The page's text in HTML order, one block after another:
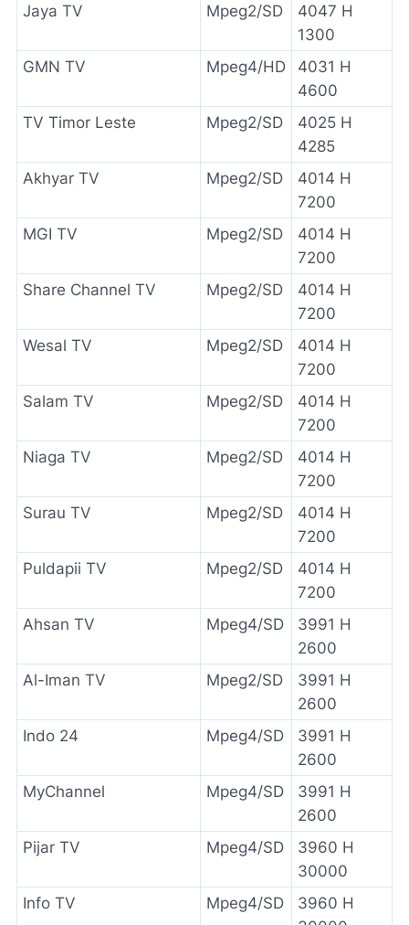
Jaya TV
Mpeg2/SD
4047 H
1300
GMN TV
Mpeg4/HD
4031 H
4600
TV Timor Leste
Mpeg2/SD
4025 H
4285
Akhyar TV
Mpeg2/SD
4014 H
7200
MGI TV
Mpeg2/SD
4014 H
7200
Share Channel TV
Mpeg2/SD
4014 H
7200
Wesal TV
Mpeg2/SD
4014 H
7200
Salam TV
Mpeg2/SD
4014 H
7200
Niaga TV
Mpeg2/SD
4014 H
7200
Surau TV
Mpeg2/SD
4014 H
7200
Puldapii TV
Mpeg2/SD
4014 H
7200
Ahsan TV
Mpeg4/SD
3991 H
2600
Al-Iman TV
Mpeg2/SD
3991 H
2600
Indo 24
Mpeg4/SD
3991 H
2600
MyChannel
Mpeg4/SD
3991 H
2600
Pijar TV
Mpeg4/SD
3960 H
30000
Info TV
Mpeg4/SD
3960 H